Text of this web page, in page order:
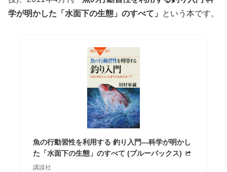
学が明かした「水面下の生態」のすべて」
という本です。
魚の行動習性を利用する 釣り入門―科学が明かし
た「水面下の生態」のすべて (ブルーバックス)
講談社